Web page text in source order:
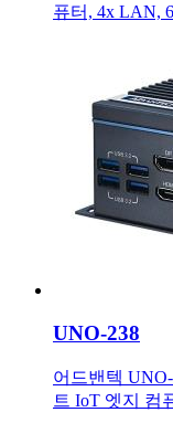
퓨터, 4x LAN,
UNO-238
어드밴텍
트 IoT 엣지 컴